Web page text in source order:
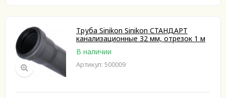
Труба Sinikon Sinikon СТАНДАРТ
канализационные 32 мм, отрезок 1 м
В наличии
Артикул: 500009